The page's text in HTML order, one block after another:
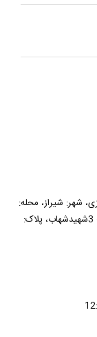
شهر: شیراز، محله:
مشیر فاطمی، خیابان سیدجمال الدین اسدآبادی، بن بست 3شهیدشهاب، پلاک: